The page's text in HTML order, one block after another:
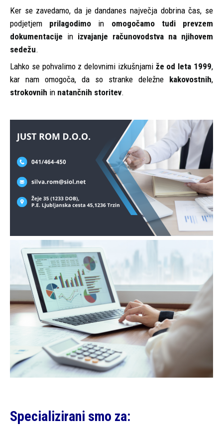
Ker se zavedamo, da je dandanes največja dobrina čas, se
podjetjem prilagodimo in omogočamo tudi prevzem
dokumentacije in izvajanje računovodstva na njihovem
sedežu.
Lahko se pohvalimo z delovnimi izkušnjami že od leta 1999,
kar nam omogoča, da so stranke deležne kakovostnih,
strokovnih in natančnih storitev.
Specializirani smo za: